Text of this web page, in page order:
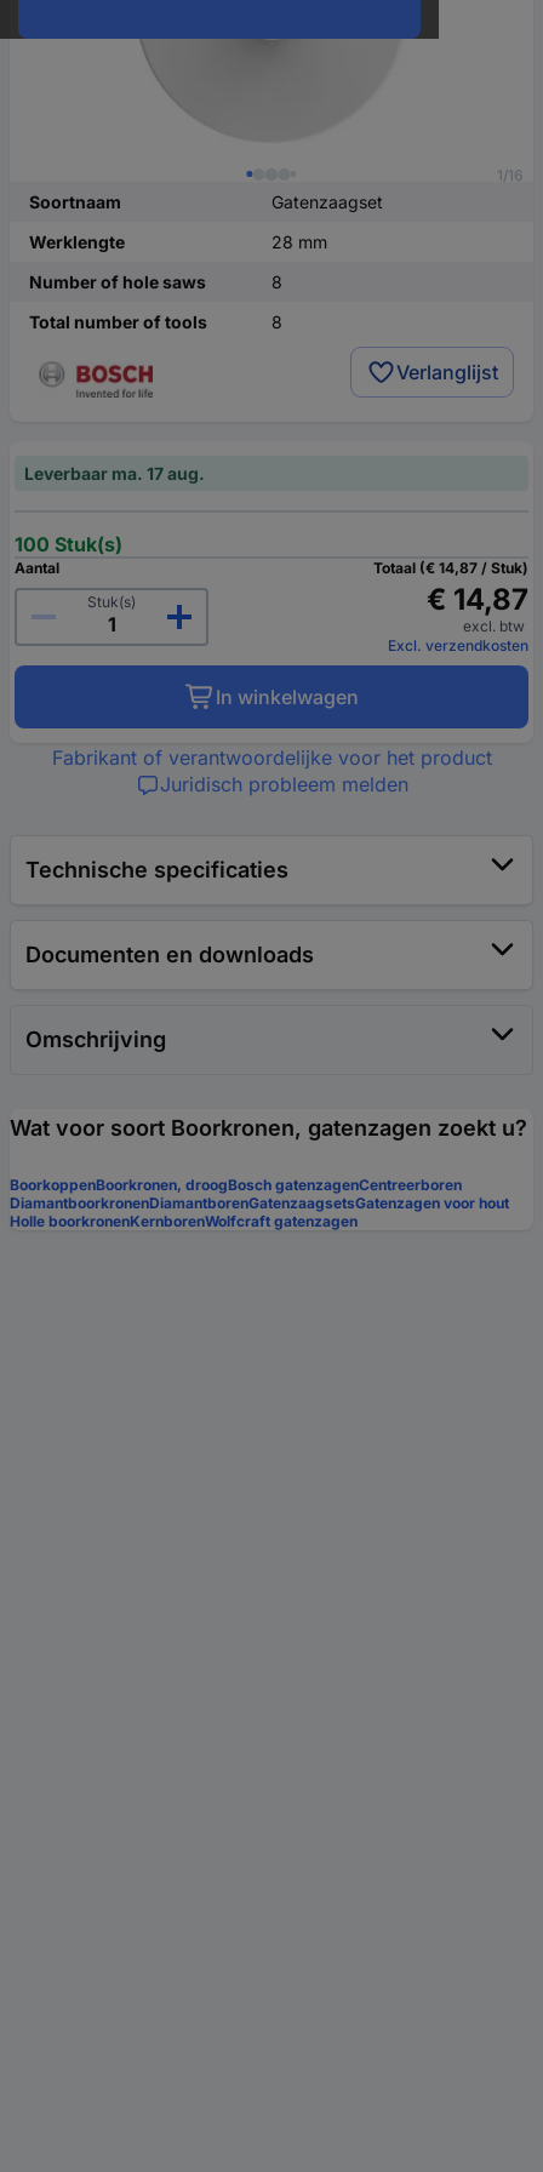
1/16
Soortnaam
Gatenzaagset
Werklengte
28 mm
Number of hole saws
8
Total number of tools
8
Verlanglijst
Leverbaar ma. 17 aug.
100 Stuk(s)
Aantal
Stuk(s)
Totaal (€ 14,87 / Stuk)
€ 14,87
excl. btw
Excl. verzendkosten
In winkelwagen
Fabrikant of verantwoordelijke voor het product
Juridisch probleem melden
Technische specificaties
Documenten en downloads
Omschrijving
Wat voor soort Boorkronen, gatenzagen zoekt u?
BoorkoppenBoorkronen, droogBosch gatenzagenCentreerboren
DiamantboorkronenDiamantborenGatenzaagsetsGatenzagen voor hout
Holle boorkronenKernborenWolfcraft gatenzagen